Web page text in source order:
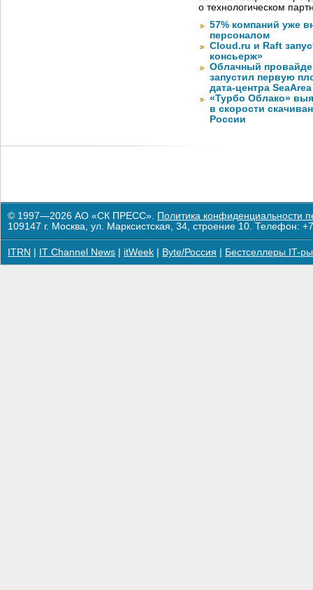
о технологическом
57% компаний уже
персоналом
Cloud.ru и Raft
консьерж»
Облачный
запустил первую
дата-центра
«Турбо Облако»
в скорости
России
© 1997—2026 АО «СК ПРЕСС». Политика конфиденциальности
109147 г. Москва, ул. Марксистская, 34, строение 10. Телефон:
ITRN IT Channel News itWeek Byte/Россия Бестселлеры IT-